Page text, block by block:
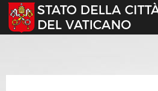
Seleziona la tua lingua